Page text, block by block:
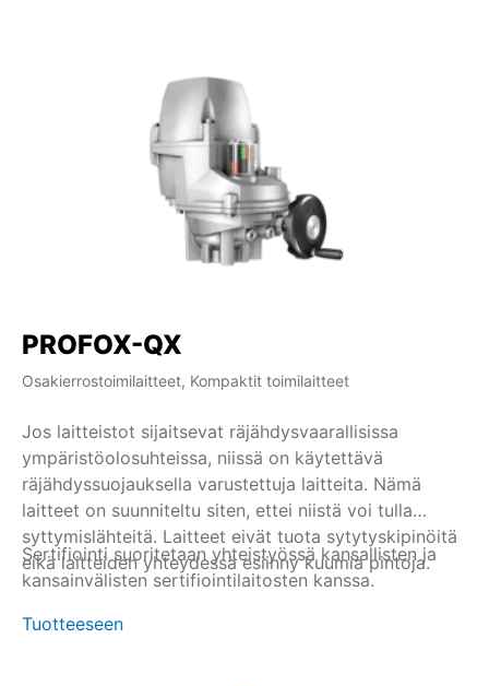
PROFOX-QX
Osakierrostoimilaitteet, Kompaktit toimilaitteet
Jos laitteistot sijaitsevat räjähdysvaarallisissa
ympäristöolosuhteissa, niissä on käytettävä
räjähdyssuojauksella varustettuja laitteita. Nämä
laitteet on suunniteltu siten, ettei niistä voi tulla
syttymislähteitä. Laitteet eivät tuota sytytyskipinöitä
eikä laitteiden yhteydessä esiinny kuumia pintoja.
Sertifiointi suoritetaan yhteistyössä kansallisten ja
kansainvälisten sertifiointilaitosten kanssa.
Tuotteeseen